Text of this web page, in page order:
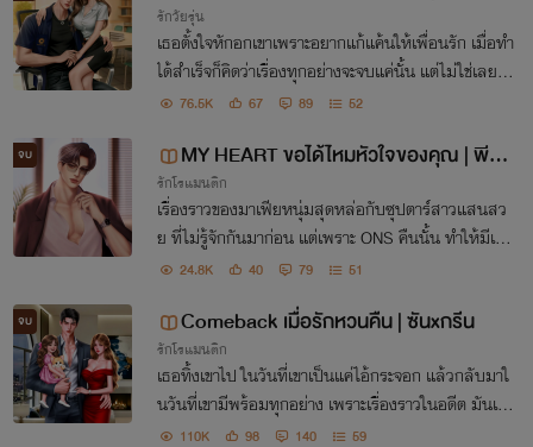
นใหม่ [มี E-Book]
รักวัยรุ่น
เธอตั้งใจหักอกเขาเพราะอยากแก้แค้นให้เพื่อนรัก เมื่อทำ
ได้สำเร็จก็คิดว่าเรื่องทุกอย่างจะจบแค่นั้น แต่ไม่ใช่เลยเพ
ราะนั่นเป็นเพียงจุดเริ่มต้น ความสัมพันธ์ร้ายๆของเราส
76.5K 67 89 52
จบ
MY HEART ขอได้ไหมหัวใจของคุณ | พีทx
เอริส
รักโรแมนติก
เรื่องราวของมาเฟียหนุ่มสุดหล่อกับซุปตาร์สาวแสนสว
ย ที่ไม่รู้จักกันมาก่อน แต่เพราะ ONS คืนนั้น ทำให้มีเหตุ
การณ์ที่ทั้งคู่ ต้องมาเกี่ยวพันกันโดยบังเอิญ ‘ฉันจำคุณไ
24.8K 40 79 51
จบ Comeback เมื่อรักหวนคืน | ซันxกรีน
รักโรแมนติก
เธอทิ้งเขาไป ในวันที่เขาเป็นแค่ไอ้กระจอก แล้วกลับมาใ
นวันที่เขามีพร้อมทุกอย่าง เพราะเรื่องราวในอดีต มันเล
ยทำให้มีแต่ความแค้น อย่าได้หวังว่าผู้หญิงอย่างเธอ จะก
110K 98 140 59